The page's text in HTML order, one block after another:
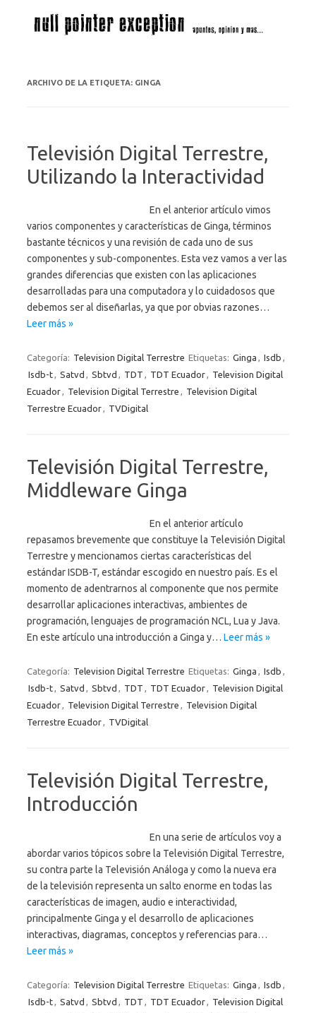
ARCHIVO DE LA ETIQUETA: GINGA
Televisión Digital Terrestre,
Utilizando la Interactividad
En el anterior artículo vimos
varios componentes y características de Ginga, términos
bastante técnicos y una revisión de cada uno de sus
componentes y sub-componentes. Esta vez vamos a ver las
grandes diferencias que existen con las aplicaciones
desarrolladas para una computadora y lo cuidadosos que
debemos ser al diseñarlas, ya que por obvias razones…
Leer más »
Categoría: Television Digital Terrestre Etiquetas: Ginga , Isdb ,
Isdb-t, Satvd , Sbtvd , TDT , TDT Ecuador, Television Digital
Ecuador, Television Digital Terrestre , Television Digital
Terrestre Ecuador, TVDigital
Televisión Digital Terrestre,
Middleware Ginga
En el anterior artículo
repasamos brevemente que constituye la Televisión Digital
Terrestre y mencionamos ciertas características del
estándar ISDB-T, estándar escogido en nuestro país. Es el
momento de adentrarnos al componente que nos permite
desarrollar aplicaciones interactivas, ambientes de
programación, lenguajes de programación NCL, Lua y Java.
En este artículo una introducción a Ginga y… Leer más »
Categoría: Television Digital Terrestre Etiquetas: Ginga , Isdb ,
Isdb-t, Satvd , Sbtvd , TDT , TDT Ecuador, Television Digital
Ecuador, Television Digital Terrestre , Television Digital
Terrestre Ecuador, TVDigital
Televisión Digital Terrestre,
Introducción
En una serie de artículos voy a
abordar varios tópicos sobre la Televisión Digital Terrestre,
su contra parte la Televisión Análoga y como la nueva era
de la televisión representa un salto enorme en todas las
características de imagen, audio e interactividad,
principalmente Ginga y el desarrollo de aplicaciones
interactivas, diagramas, conceptos y referencias para…
Leer más »
Categoría: Television Digital Terrestre Etiquetas: Ginga , Isdb ,
Isdb-t, Satvd , Sbtvd , TDT , TDT Ecuador, Television Digital